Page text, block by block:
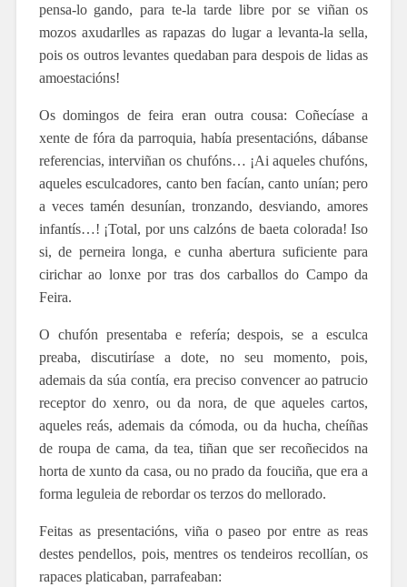
pensa-lo gando, para te-la tarde libre por se viñan os
mozos axudarlles as rapazas do lugar a levanta-la sella,
pois os outros levantes quedaban para despois de lidas as
amoestacións!
Os domingos de feira eran outra cousa: Coñecíase a
xente de fóra da parroquia, había presentacións, dábanse
referencias, interviñan os chufóns… ¡Ai aqueles chufóns,
aqueles esculcadores, canto ben facían, canto unían; pero
a veces tamén desunían, tronzando, desviando, amores
infantís…! ¡Total, por uns calzóns de baeta colorada! Iso
si, de perneira longa, e cunha abertura suficiente para
cirichar ao lonxe por tras dos carballos do Campo da
Feira.
O chufón presentaba e refería; despois, se a esculca
preaba, discutiríase a dote, no seu momento, pois,
ademais da súa contía, era preciso convencer ao patrucio
receptor do xenro, ou da nora, de que aqueles cartos,
aqueles reás, ademais da cómoda, ou da hucha, cheíñas
de roupa de cama, da tea, tiñan que ser recoñecidos na
horta de xunto da casa, ou no prado da fouciña, que era a
forma leguleia de rebordar os terzos do mellorado.
Feitas as presentacións, viña o paseo por entre as reas
destes pendellos, pois, mentres os tendeiros recollían, os
rapaces platicaban, parrafeaban: